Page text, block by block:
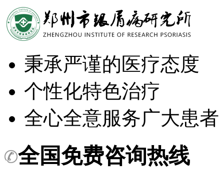
秉承严谨的医疗态度
个性化特色治疗
全心全意服务广大患者
全国免费咨询热线